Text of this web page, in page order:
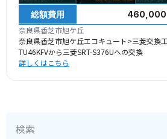
総額費用 460,000
奈良県香芝市旭ケ丘
奈良県香芝市旭ケ丘エコキュート>三菱交換
TU46KFVから三菱SRT-S376Uへの交換
詳しくはこちら